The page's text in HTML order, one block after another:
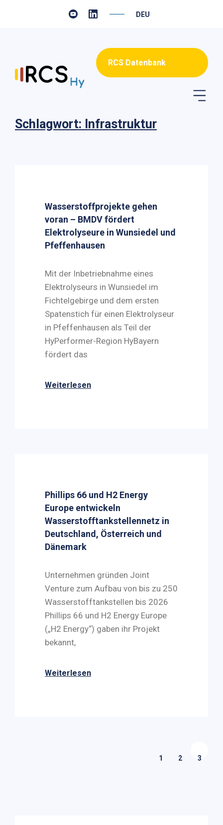
DEUTSCH
RCS Datenbank
Schlagwort: Infrastruktur
Wasserstoffprojekte gehen
voran – BMDV fördert
Elektrolyseure in Wunsiedel und
Pfeffenhausen
Mit der Inbetriebnahme eines
Elektrolyseurs in Wunsiedel im
Fichtelgebirge und dem ersten
Spatenstich für einen Elektrolyseur
in Pfeffenhausen als Teil der
HyPerformer-Region HyBayern
fördert das
Weiterlesen
Phillips 66 und H2 Energy
Europe entwickeln
Wasserstofftankstellennetz in
Deutschland, Österreich und
Dänemark
Unternehmen gründen Joint
Venture zum Aufbau von bis zu 250
Wasserstofftankstellen bis 2026
Phillips 66 und H2 Energy Europe
(„H2 Energy“) gaben ihr Projekt
bekannt,
Weiterlesen
1 2 3